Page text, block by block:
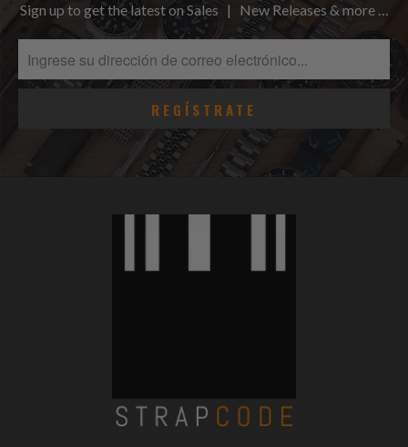
Sign up to get the latest on Sales | New Releases & more …